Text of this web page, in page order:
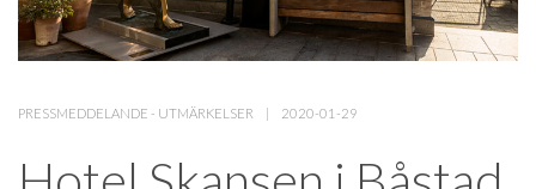
PRESSMEDDELANDE - UTMÄRKELSER 2020-01-29